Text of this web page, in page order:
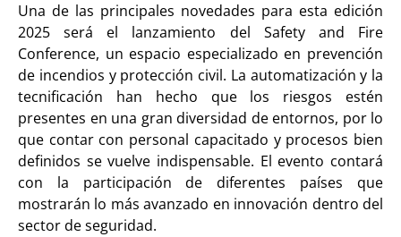
Una de las principales novedades para esta edición
2025 será el lanzamiento del Safety and Fire
Conference, un espacio especializado en prevención
de incendios y protección civil. La automatización y la
tecnificación han hecho que los riesgos estén
presentes en una gran diversidad de entornos, por lo
que contar con personal capacitado y procesos bien
definidos se vuelve indispensable. El evento contará
con la participación de diferentes países que
mostrarán lo más avanzado en innovación dentro del
sector de seguridad.